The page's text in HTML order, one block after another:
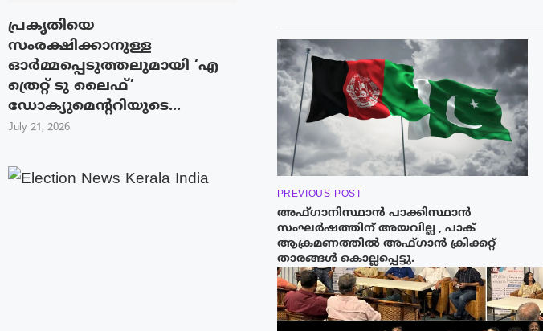
PREVIOUS POST
അഫ്‌ഗാനിസ്ഥാൻ പാക്കിസ്ഥാൻ
സംഘർഷത്തിന് അയവില്ല , പാക്
ആക്രമണത്തിൽ അഫ്‌ഗാൻ ക്രിക്കറ്റ്
താരങ്ങൾ കൊല്ലപ്പെട്ടു.
പ്രകൃതിയെ
സംരക്ഷിക്കാനുള്ള
ഓർമ്മപ്പെടുത്തലുമായി ‘എ
ത്രെറ്റ് ടു ലൈഫ്’
ഡോക്യുമെന്ററിയുടെ...
July 21, 2026